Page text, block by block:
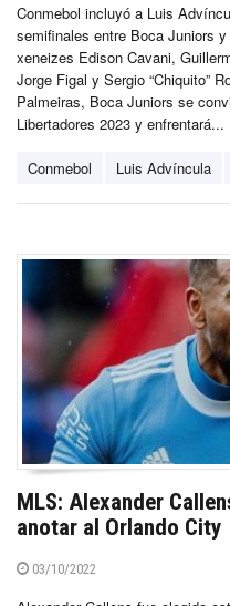
Conmebol incluyó a Luis
semifinales entre Boca Juniors
xeneizes Edison Cavani,
Jorge Figal y Sergio “Chiquito”
Palmeiras, Boca Juniors se
Libertadores 2023 y enfrentará...
Conmebol Luis Advíncula
MLS: Alexander
anotar al Orlando City
03/10/2022